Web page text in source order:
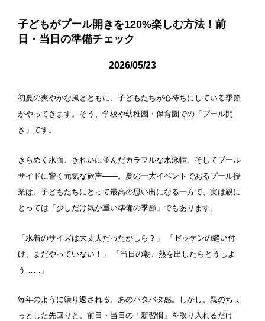
子どもがプール開きを120%楽しむ方法！前
日・当日の準備チェック
2026/05/23
初夏の爽やかな風とともに、子どもたちが心待ちにしている季節
がやってきます。そう、学校や幼稚園・保育園での「プール開
き」です。
きらめく水面、きれいに並んだカラフルな水泳帽、そしてプール
サイドに響く元気な歓声――。夏の一大イベントであるプール授
業は、子どもたちにとって最高の思い出になる一方で、実は親に
とっては「少しだけ気が重い準備の季節」でもあります。
「水着のサイズは大丈夫だったかしら？」 「ゼッケンの縫い付
け、まだやっていない！」 「当日の朝、熱を出したらどうしよ
う……」
毎年のように繰り返される、あのバタバタ感。しかし、親のちょ
っとした先回りと、前日・当日の「新習慣」を取り入れるだけ
神奈川県
北陸、甲信越
新潟県 富山県 石川県
福井県
東海
岐阜県 静岡県 愛知県
滋賀県 京都府 大阪府
施設タイプ
レジャープール
ホテル 学校施設
設備
ジャグジー 採暖室
サウナ シャワーブース
浴室
ベンチ 飲食店併設